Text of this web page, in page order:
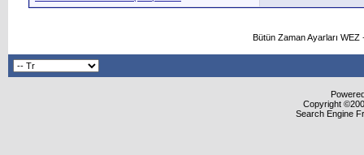
Bütün Zaman Ayarları
Copyright
Search Engine